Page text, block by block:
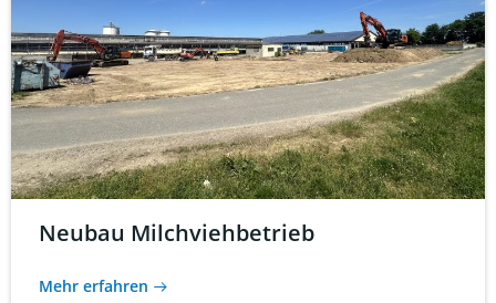
Neubau Milchviehbetrieb
Mehr erfahren